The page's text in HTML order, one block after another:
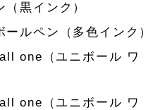
黒インク）
ルペン（多色インク）
one（ユニボール ワ
one（ユニボール ワ